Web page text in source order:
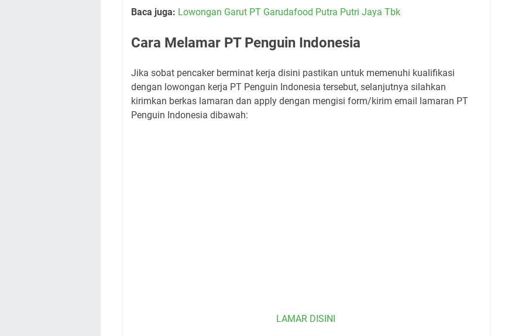
Baca juga: Lowongan Garut PT Garudafood Putra Putri Jaya Tbk
Cara Melamar PT Penguin Indonesia
Jika sobat pencaker berminat kerja disini pastikan untuk memenuhi kualifikasi
dengan lowongan kerja PT Penguin Indonesia tersebut, selanjutnya silahkan
kirimkan berkas lamaran dan apply dengan mengisi form/kirim email lamaran PT
Penguin Indonesia dibawah:
LAMAR DISINI